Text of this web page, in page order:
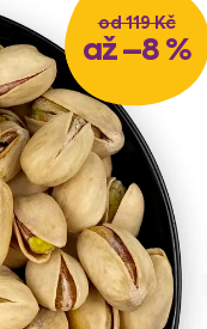
od 119 Kč
až –8 %